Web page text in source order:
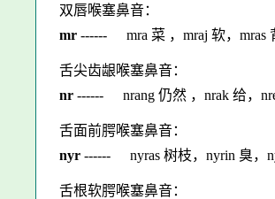
双唇喉塞鼻音：
mr ------ mra 菜 ，mraj 软，mras
舌尖齿龈喉塞鼻音：
nr ------ nrang 仍然 ，nrak 给，
舌面前腭喉塞鼻音：
nyr ------ nyras 树枝，nyrin 臭，
舌根软腭喉塞鼻音：